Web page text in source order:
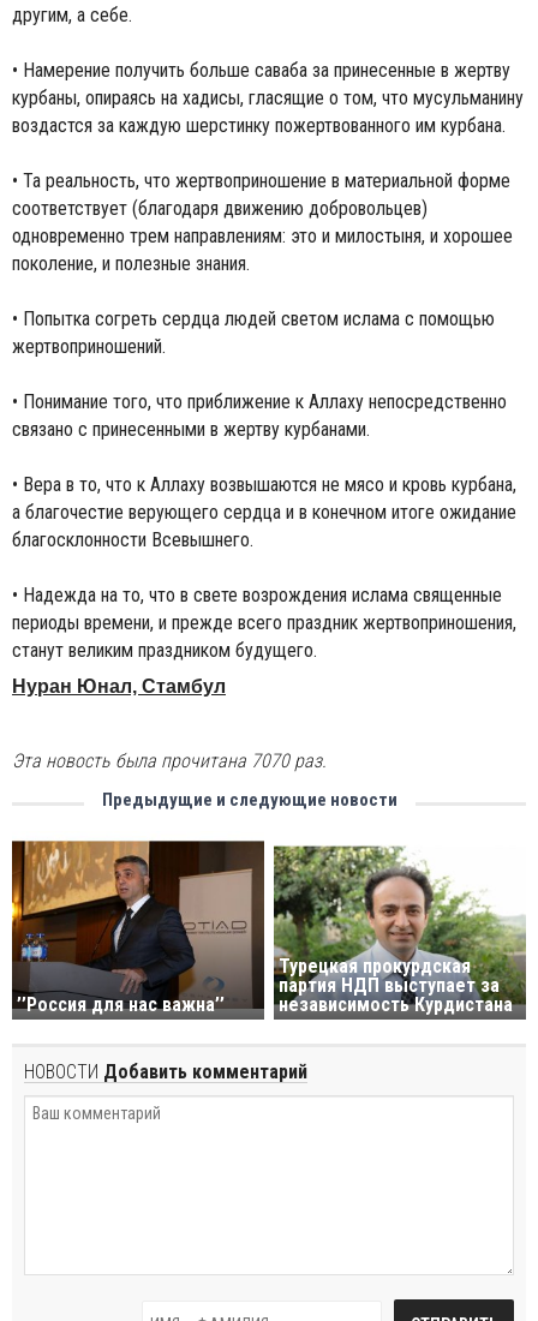
другим, а себе.
• Намерение получить больше саваба за принесенные в жертву
курбаны, опираясь на хадисы, гласящие о том, что мусульманину
воздастся за каждую шерстинку пожертвованного им курбана.
• Та реальность, что жертвоприношение в материальной форме
соответствует (благодаря движению добровольцев)
одновременно трем направлениям: это и милостыня, и хорошее
поколение, и полезные знания.
• Попытка согреть сердца людей светом ислама с помощью
жертвоприношений.
• Понимание того, что приближение к Аллаху непосредственно
связано с принесенными в жертву курбанами.
• Вера в то, что к Аллаху возвышаются не мясо и кровь курбана,
а благочестие верующего сердца и в конечном итоге ожидание
благосклонности Всевышнего.
• Надежда на то, что в свете возрождения ислама священные
периоды времени, и прежде всего праздник жертвоприношения,
станут великим праздником будущего.
Нуран Юнал, Стамбул
Эта новость была прочитана 7070 раз.
Предыдущие и следующие новости
’’Россия для нас важна’’
Турецкая прокурдская
партия НДП выступает за
независимость Курдистана
НОВОСТИ Добавить комментарий